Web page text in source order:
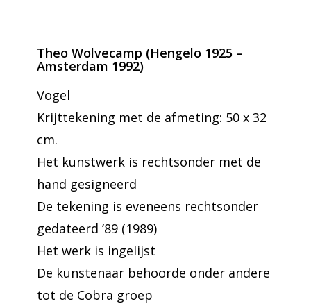
Theo Wolvecamp (Hengelo 1925 –
Amsterdam 1992)
Vogel
Krijttekening met de afmeting: 50 x 32
cm.
Het kunstwerk is rechtsonder met de
hand gesigneerd
De tekening is eveneens rechtsonder
gedateerd ’89 (1989)
Het werk is ingelijst
De kunstenaar behoorde onder andere
tot de Cobra groep